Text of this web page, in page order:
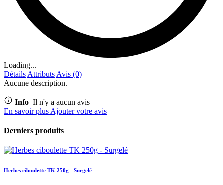
Loading...
Détails Attributs Avis (0)
Aucune description.
Info Il n'y a aucun avis
En savoir plus Ajouter votre avis
Derniers produits
Herbes ciboulette TK 250g - Surgelé